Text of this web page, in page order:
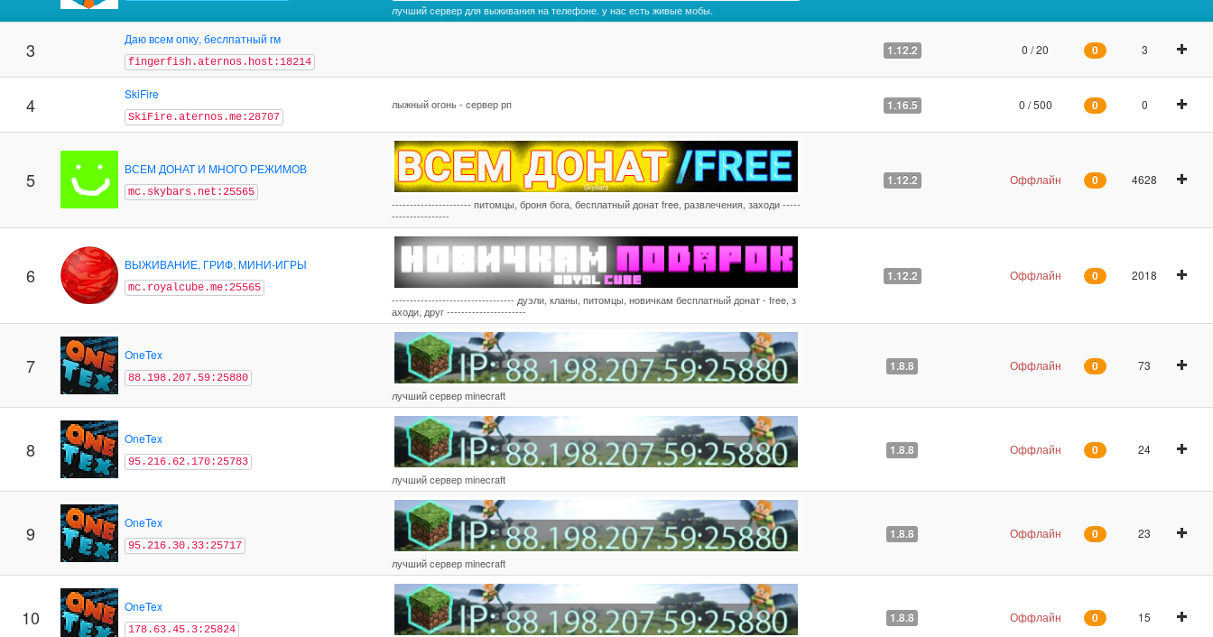
лучший сервер для выживания на телефоне. у нас есть живые мобы.
3 Даю всем опку, беслпатный гм
fingerfish.aternos.host:18214
1.12.2 0 / 20 0 3
4 SkiFire
SkiFire.aternos.me:28707
лыжный огонь - сервер рп 1.16.5 0 / 500 0 0
5 ВСЕМ ДОНАТ И МНОГО РЕЖИМОВ
mc.skybars.net:25565
---------------------- питомцы, броня бога, бесплатный донат free, развлечения, заходи -----
----------------
1.12.2 Оффлайн 0 4628
6 ВЫЖИВАНИЕ, ГРИФ, МИНИ-ИГРЫ
mc.royalcube.me:25565
---------------------------------- дуэли, кланы, питомцы, новичкам бесплатный донат - free, з
аходи, друг ----------------------
1.12.2 Оффлайн 0 2018
7 OneTex
88.198.207.59:25880
лучший сервер minecraft
1.8.8 Оффлайн 0 73
8 OneTex
95.216.62.170:25783
лучший сервер minecraft
1.8.8 Оффлайн 0 24
9 OneTex
95.216.30.33:25717
лучший сервер minecraft
1.8.8 Оффлайн 0 23
10 OneTex
178.63.45.3:25824
1.8.8 Оффлайн 0 15